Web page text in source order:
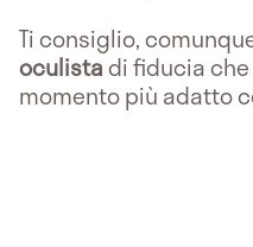
Ti consiglio,
oculistadi fiducia
momento più adatto